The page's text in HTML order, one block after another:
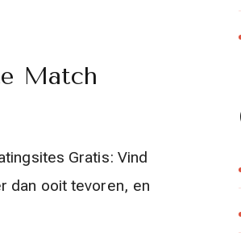
Match
Gratis: Vind
dan ooit tevoren, en